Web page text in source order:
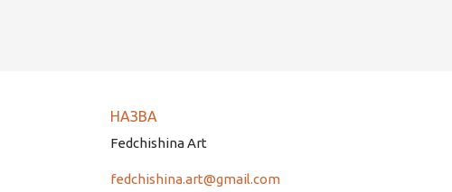
Fedchishina Art
fedchishina.art@gmail.com